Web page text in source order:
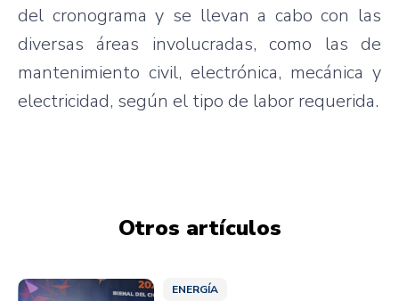
del cronograma y se llevan a cabo con las
diversas áreas involucradas, como las de
mantenimiento civil, electrónica, mecánica y
electricidad, según el tipo de labor requerida.
Otros artículos
ENERGÍA